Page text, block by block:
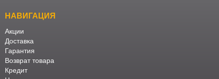
НАВИГАЦИЯ
Акции
Доставка
Гарантия
Возврат товара
Кредит